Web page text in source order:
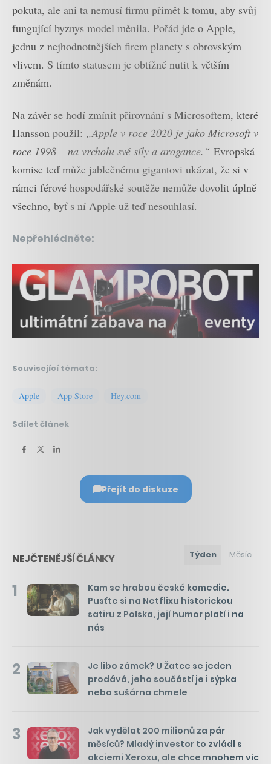
pokuta, ale ani ta nemusí firmu přimět k tomu, aby svůj
fungující byznys model měnila. Pořád jde o Apple,
jednu z nejhodnotnějších firem planety s obrovským
vlivem. S tímto statusem je obtížné nutit k větším
změnám.
Na závěr se hodí zmínit přirovnání s Microsoftem, které
Hansson použil: „Apple v roce 2020 je jako Microsoft v
roce 1998 – na vrcholu své síly a arogance.“ Evropská
komise teď může jablečnému gigantovi ukázat, že si v
rámci férové hospodářské soutěže nemůže dovolit úplně
všechno, byť s ní Apple už teď nesouhlasí.
Nepřehlédněte:
Související témata:
Apple App Store Hey.com
Sdílet článek
Přejít do diskuze
NEJČTENĚJŠÍ ČLÁNKY Týden Měsíc
1
Kam se hrabou české komedie.
Pusťte si na Netflixu historickou
satiru z Polska, její humor platí i na
nás
2
Je libo zámek? U Žatce se jeden
prodává, jeho součástí je i sýpka
nebo sušárna chmele
3
Jak vydělat 200 milionů za pár
měsíců? Mladý investor to zvládl s
akciemi Xeroxu, ale chce mnohem víc